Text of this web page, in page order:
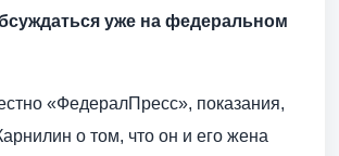
уже на федеральном
«ФедералПресс», показания,
о том, что он и его жена